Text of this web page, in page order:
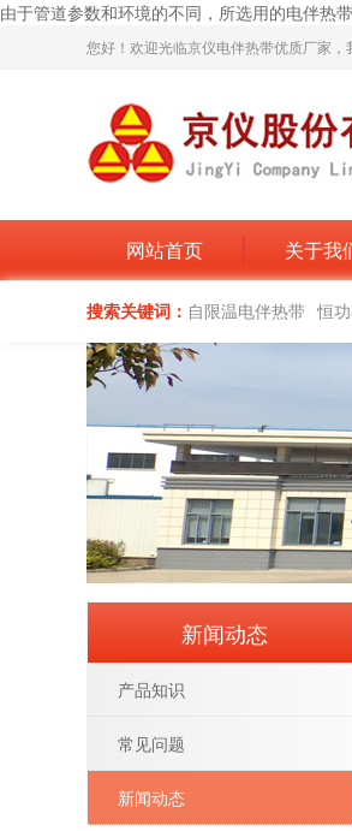
由于管道参数和环境的不同，所选用的电伴热
您好！欢迎光临京仪电伴热带优质厂家，
网站首页 关于我
搜索关键词： 自限温电伴热带 恒
新闻动态
产品知识
常见问题
新闻动态